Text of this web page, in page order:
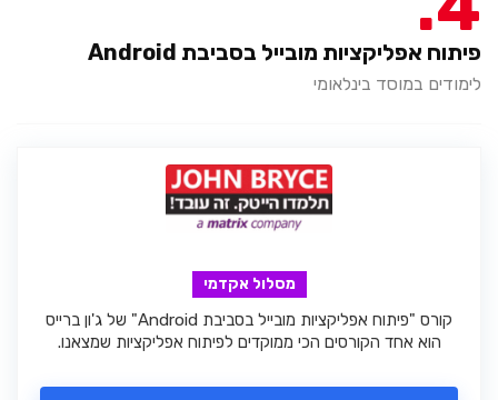
פיתוח אפליקציות מובייל בסביבת Android
לימודים במוסד בינלאומי
מסלול אקדמי
קורס "פיתוח אפליקציות מובייל בסביבת Android" של ג'ון ברייס
הוא אחד הקורסים הכי ממוקדים לפיתוח אפליקציות שמצאנו.